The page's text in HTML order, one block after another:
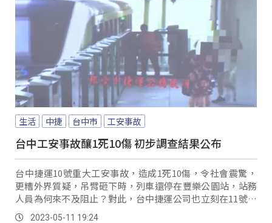
生活 中捷 台中市 工安事故
台中工安事故釀1死10傷 初步調查結果公布
台中捷運10號重大工安事故，造成1死10傷，令社會震驚，
更糟外界質疑，吊臂砸下時，列車還停在豐樂公園站，站務
人員為何來不及阻止？對此，台中捷運公司也立刻在11號上
午，召開記者會。
2023-05-11 19:24